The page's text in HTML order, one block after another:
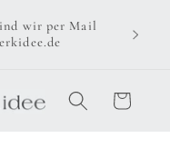
wir per Mail
Warenkorb